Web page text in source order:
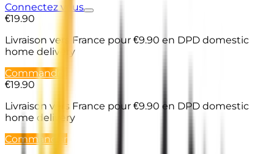
Connectez vous
€19.90
Livraison vers France pour €9.90 en DPD domestic
home delivery
Commander
€19.90
Livraison vers France pour €9.90 en DPD domestic
home delivery
Commander